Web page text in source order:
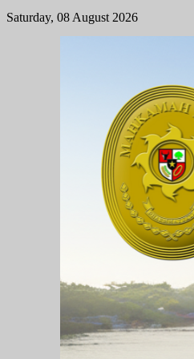
Saturday, 08 August 2026